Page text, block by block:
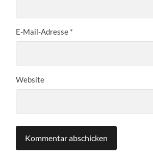
E-Mail-Adresse *
Website